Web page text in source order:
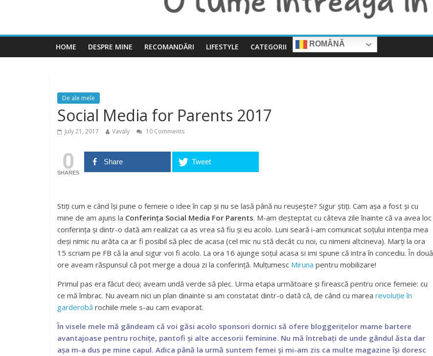
HOME DESPRE MINE RECOMANDĂRI LIFESTYLE CATEGORII ROMÂNĂ
De ale mele
Social Media for Parents 2017
July 21, 2017 Vavaly 10 Comments
0
SHARES
Share Tweet
Stiți cum e când își pune o femeie o idee în cap și nu se lasă până nu reușește? Sigur știți. Cam așa a fost și cu
mine de am ajuns la Conferința Social Media For Parents. M-am deșteptat cu câteva zile înainte că va avea loc
conferința și dintr-o dată am realizat ca as vrea să fiu și eu acolo. Luni seară i-am comunicat soțului intenția mea
deși nimic nu arăta ca ar fi posibil să plec de acasa (cel mic nu stă decât cu noi, cu nimeni altcineva). Marți la ora
15 scriam pe FB că la anul sigur voi fi acolo. La ora 16 ajunge soțul acasa si imi spune că intra în concediu. În două
ore aveam răspunsul că pot merge a doua zi la conferință. Mulțumesc Miruna pentru mobilizare!
Primul pas era făcut deci; aveam undă verde să plec. Urma etapa următoare și firească pentru orice femeie: cu
ce mă îmbrac. Nu aveam nici un plan dinainte si am constatat dintr-o dată că, de când cu marea revoluție în
garderobă rochiile mele s-au cam evaporat.
În visele mele mă gândeam că voi găsi acolo sponsori dornici să ofere bloggerițelor mame bartere
avantajoase pentru rochițe, pantofi și alte accesorii feminine. Nu mă întrebați de unde gândul ăsta dar
așa m-a dus pe mine capul. Adica până la urmă suntem femei și mi-am zis ca multe magazine își doresc